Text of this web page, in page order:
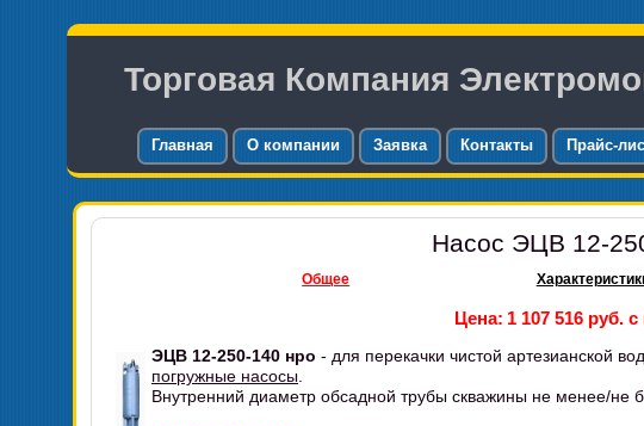
Торговая Компания
Главная О компании Заявка Контакты Прайс-
Насос ЭЦВ 12-
Общее
Цена: 1 107 516 руб.
ЭЦВ 12-250-140 нро - для перекачки чистой артезианской
погружные насосы
Внутренний диаметр обсадной трубы скважины не менее/не